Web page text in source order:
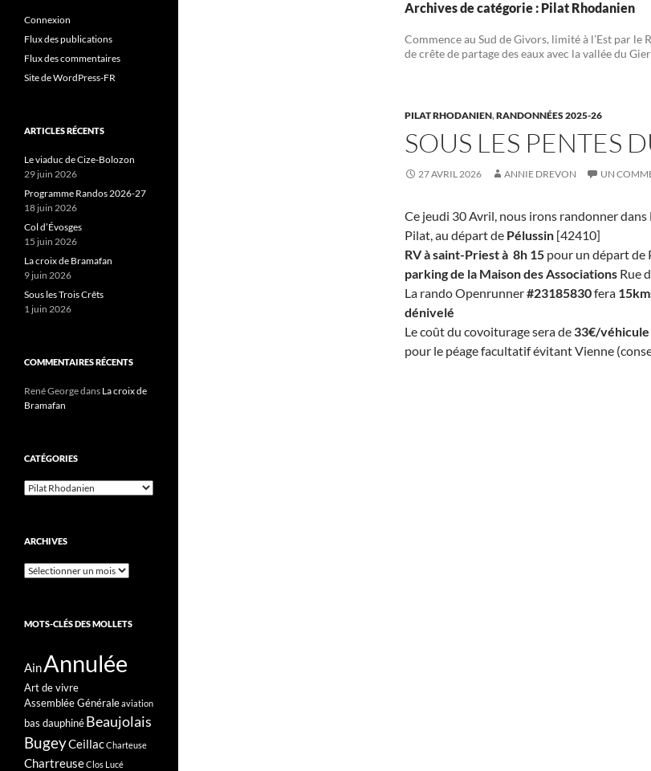
Archives de catégorie : Pilat Rhodanien
Commence au Sud de Givors, limité à l’Est par le
de crête de partage des eaux avec la vallée du
PILAT RHODANIEN,RANDONNÉES 2025-26
SOUS LES PENTES
27 AVRIL 2026 ANNIE DREVON UN
Ce jeudi 30 Avril, nous irons randonner
Pilat, au départ de Pélussin [42410]
RV à saint-Priest à 8h 15 pour un départ de
parking de la Maison des Associations Rue
La rando Openrunner#23185830fera
dénivelé
Le coût du covoiturage sera de 33€/véhicule
pour le péage facultatif évitant Vienne
Connexion
Flux des publications
Flux des commentaires
Site de WordPress-FR
ARTICLES RÉCENTS
Le viaduc de Cize-Bolozon
29 juin 2026
Programme Randos 2026-27
18 juin 2026
Col d’Évosges
15 juin 2026
La croix de Bramafan
9 juin 2026
Sous les Trois Crêts
1 juin 2026
COMMENTAIRES RÉCENTS
René Georgedans La croix de
Bramafan
CATÉGORIES
Catégories
ARCHIVES
Archives
MOTS-CLÉS DES MOLLETS
AinAnnulée
Art de vivre
Assemblée Généraleaviation
bas dauphinéBeaujolais
BugeyCeillacCharteuse
ChartreuseClos Lucé